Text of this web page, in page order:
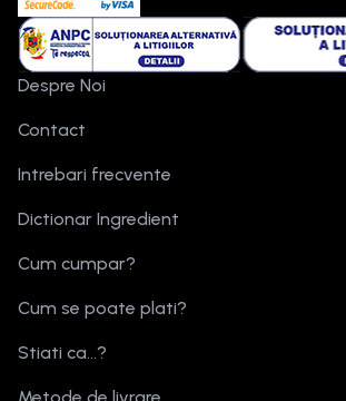
Despre Noi
Contact
Intrebari frecvente
Dictionar Ingredient
Cum cumpar?
Cum se poate plati?
Stiati ca...?